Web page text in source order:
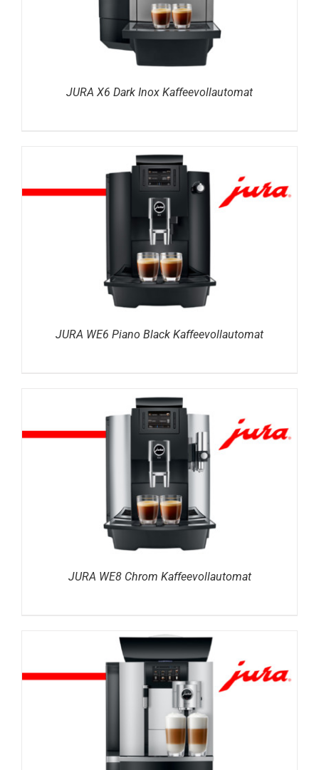
JURA X6 Dark Inox Kaffeevollautomat
DETAILS
JURA WE6 Piano Black Kaffeevollautomat
DETAILS
JURA WE8 Chrom Kaffeevollautomat
DETAILS